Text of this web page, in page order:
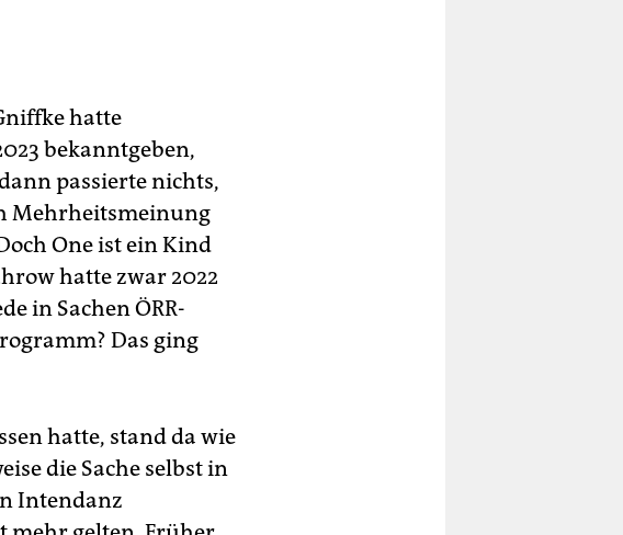
hatte
bekanntgeben,
passierte nichts,
Mehrheitsmeinung
One ist ein Kind
hatte zwar 2022
in Sachen ÖRR-
Das ging
hatte, stand da wie
die Sache selbst in
Intendanz